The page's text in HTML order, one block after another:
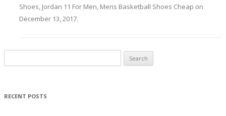
Shoes, Jordan 11 For Men, Mens Basketball Shoes Cheap on
December 13, 2017.
RECENT POSTS